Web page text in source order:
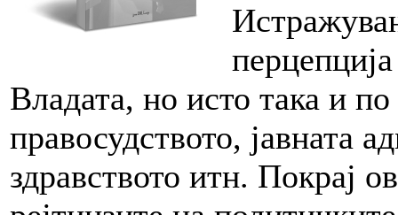
Владата, но исто така и
правосудството, јавната
здравството итн. Покрај